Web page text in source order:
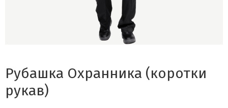
Рубашка Охранника (коротки
рукав)